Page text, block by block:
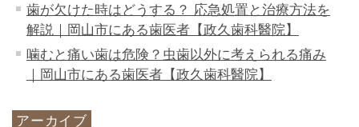
歯が欠けた時はどうする？ 応急処置と治療方法を
解説｜岡山市にある歯医者【政久歯科醫院】
噛むと痛い歯は危険？虫歯以外に考えられる痛み
｜岡山市にある歯医者【政久歯科醫院】
アーカイブ